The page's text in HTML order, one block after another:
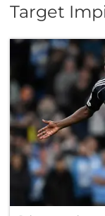
Target